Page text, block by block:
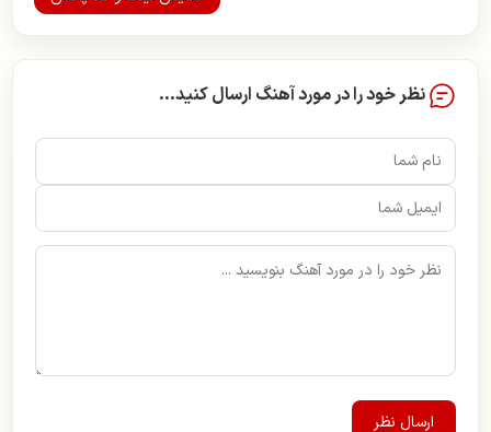
نظر خود را در مورد آهنگ ارسال کنید...
ارسال نظر